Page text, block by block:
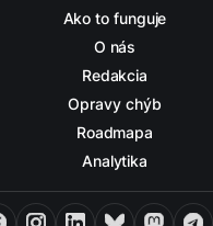
Ako to funguje
O nás
Redakcia
Opravy chýb
Roadmapa
Analytika